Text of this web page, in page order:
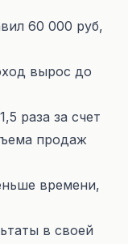
60 000 руб,
вырос до
раза за счет
продаж
времени,
в своей